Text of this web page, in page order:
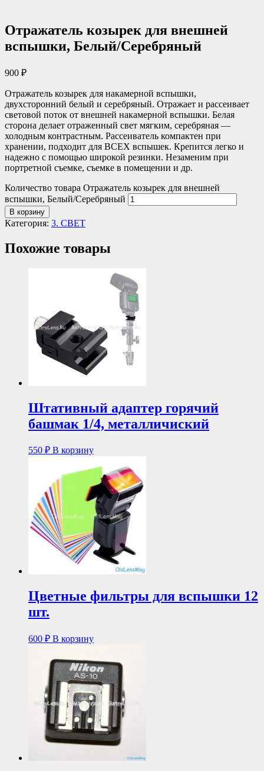
Отражатель козырек для внешней
вспышки, Белый/Серебряный
900 ₽
Отражатель козырек для накамерной вспышки,
двухсторонний белый и серебряный. Отражает и рассеивает
световой поток от внешней накамерной вспышки. Белая
сторона делает отраженный свет мягким, серебряная —
холодным контрастным. Рассеиватель компактен при
хранении, подходит для ВСЕХ вспышек. Крепится легко и
надежно с помощью широкой резинки. Незаменим при
портретной съемке, съемке в помещении и др.
Количество товара Отражатель козырек для внешней
вспышки, Белый/Серебряный
В корзину
Категория: 3. СВЕТ
Похожие товары
Штативный адаптер горячий
башмак 1/4, металличиский
550 ₽ В корзину
Цветные фильтры для вспышки 12
шт.
600 ₽ В корзину